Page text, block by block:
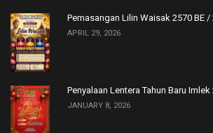
Pemasangan Lilin Waisak 2570 BE /
APRIL 29, 2026
Penyalaan Lentera Tahun Baru
JANUARY 8, 2026